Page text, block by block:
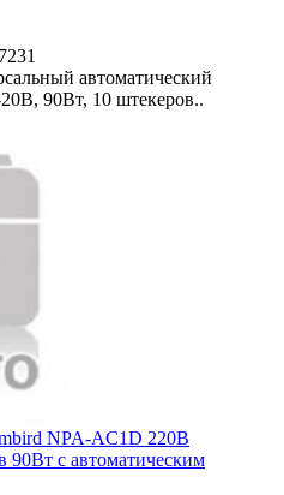
автоматический
90Вт, 10 штекеров..
NPA-AC1D 220В
90Вт с автоматическим